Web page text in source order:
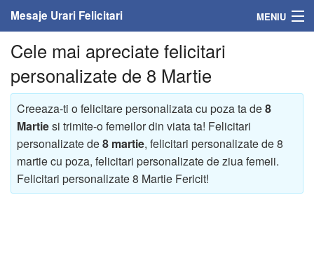
Mesaje Urari Felicitari MENIU
Home
Mesaje
Felicitari
Felicitari cu nume
Felicitari persoane
Cele mai apreciate felicitari
personalizate de 8 Martie
Creeaza-ti o felicitare personalizata cu poza ta de8
Martiesi trimite-o femeilor din viata ta! Felicitari
personalizate de8 martie, felicitari personalizate de 8
martie cu poza, felicitari personalizate de ziua femeii.
Felicitari personalizate 8 Martie Fericit!